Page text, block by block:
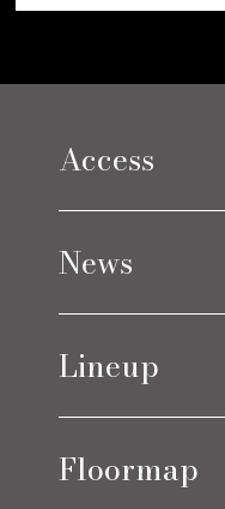
Access
Limes life paletteモレラ店
News
ブログ
Lineup
チェア
Floormap